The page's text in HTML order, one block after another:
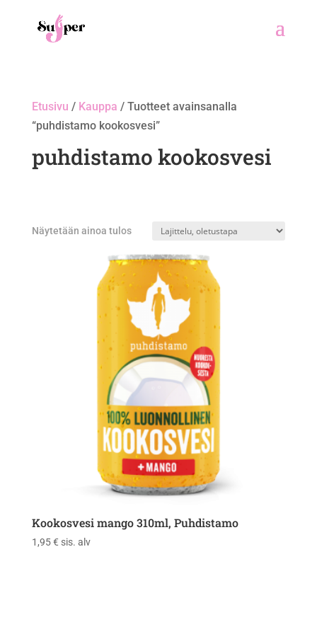
Etusivu / Kauppa / Tuotteet avainsanalla
“puhdistamo kookosvesi”
puhdistamo kookosvesi
Näytetään ainoa tulos
Kookosvesi mango 310ml, Puhdistamo
1,95€ sis. alv